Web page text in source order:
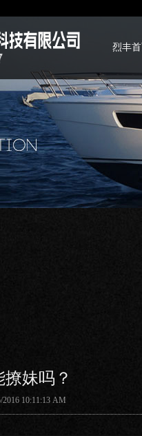
烈丰
妹吗？
10:11:13 AM